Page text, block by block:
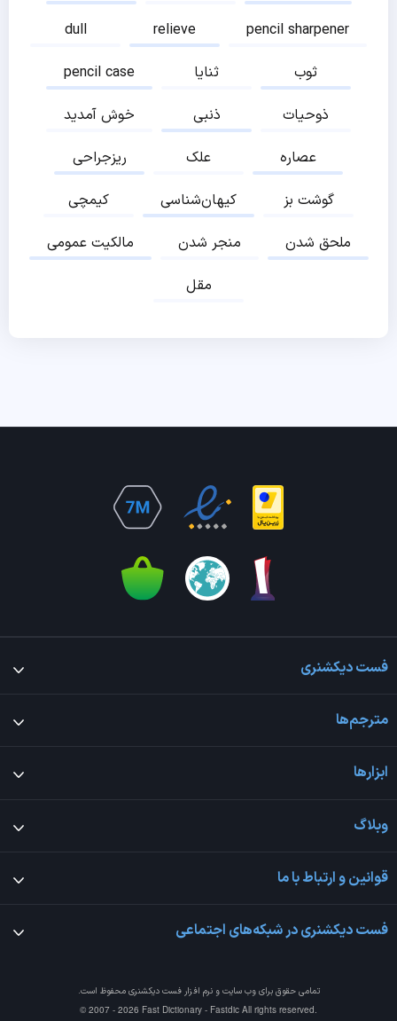
dull
relieve
pencil sharpener
pencil case
ثنایا
ثوب
خوش آمدید
ذنبی
ذوحیات
ریزجراحی
علک
عصاره
کیمچی
کیهان‌شناسی
گوشت بز
مالکیت عمومی
منجر شدن
ملحق شدن
مقل
فست دیکشنری
مترجم‌ها
ابزارها
وبلاگ
قوانین و ارتباط با ما
فست دیکشنری در شبکه‌های اجتماعی
تمامی حقوق برای وب سایت و نرم افزارفست دیکشنری محفوظ است.
© 2007 - 2026 Fast Dictionary - Fastdic All rights reserved.